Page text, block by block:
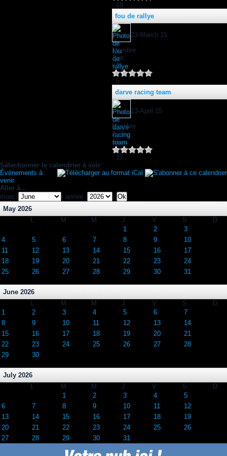
: 18
fou de rallye
:
23-March 15
:
Membre
Âge:
61
: 5
darve racing team
:
13-April 15
:
Membre
Âge:
43
: 17
Sélectionner le calendrier à voir
Événements à
venir
Aller à...
mois:
année:
May 2026
M M J V S
D
1
2
3
4
5 6 7 8 9
10
11
12 13 14 15 16
17
18
19 20 21 22 23
24
25
26 27 28 29 30 31
June 2026
M M J V S
D
1
2 3 4 5 6
7
8
9 10 11 12 13
14
15
16 17 18 19 20
21
22
23 24 25 26 27
28
29
30
July 2026
M M J V S
D
1
2 3 4
5
6
7 8 9 10 11
12
13
14 15 16 17 18
19
20
21 22 23 24 25
26
27
28 29 30 31